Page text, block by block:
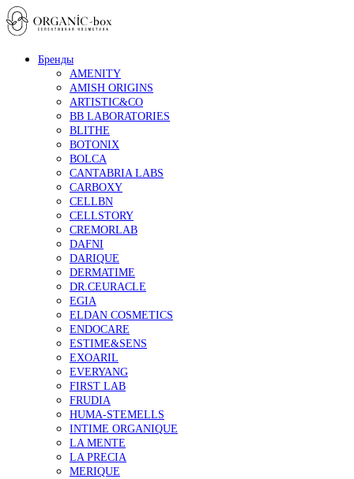
Бренды
AMENITY
AMISH ORIGINS
ARTISTIC&CO
BB LABORATORIES
BLITHE
BOTONIX
BOLCA
CANTABRIA LABS
CARBOXY
CELLBN
CELLSTORY
CREMORLAB
DAFNI
DARIQUE
DERMATIME
DR.CEURACLE
EGIA
ELDAN COSMETICS
ENDOCARE
ESTIME&SENS
EXOARIL
EVERYANG
FIRST LAB
FRUDIA
HUMA-STEMELLS
INTIME ORGANIQUE
LA MENTE
LA PRECIA
MERIQUE